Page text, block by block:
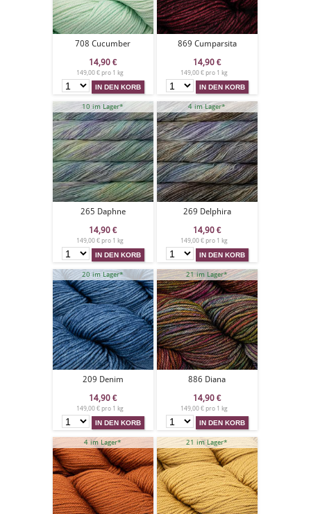
708 Cucumber
14,90 €
149,00 € pro 1 kg
869 Cumparsita
14,90 €
149,00 € pro 1 kg
10 im Lager*
265 Daphne
14,90 €
149,00 € pro 1 kg
4 im Lager*
269 Delphira
14,90 €
149,00 € pro 1 kg
20 im Lager*
209 Denim
14,90 €
149,00 € pro 1 kg
21 im Lager*
886 Diana
14,90 €
149,00 € pro 1 kg
4 im Lager* 21 im Lager*